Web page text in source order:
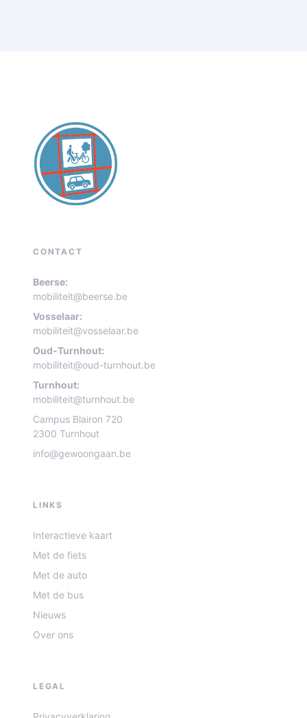
CONTACT
Beerse:
mobiliteit@beerse.be
Vosselaar:
mobiliteit@vosselaar.be
Oud-Turnhout:
mobiliteit@oud-turnhout.be
Turnhout:
mobiliteit@turnhout.be
Campus Blairon 720
2300 Turnhout
info@gewoongaan.be
LINKS
Interactieve kaart
Met de fiets
Met de auto
Met de bus
Nieuws
Over ons
LEGAL